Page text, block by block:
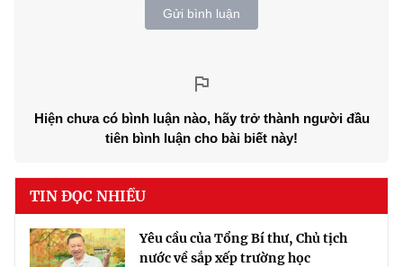
Gửi bình luận
Hiện chưa có bình luận nào, hãy trở thành người đầu
tiên bình luận cho bài biết này!
TIN ĐỌC NHIỀU
Yêu cầu của Tổng Bí thư, Chủ tịch
nước về sắp xếp trường học